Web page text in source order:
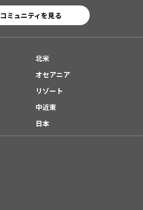
コミュニティを見る
北米
オセアニア
リゾート
中近東
日本